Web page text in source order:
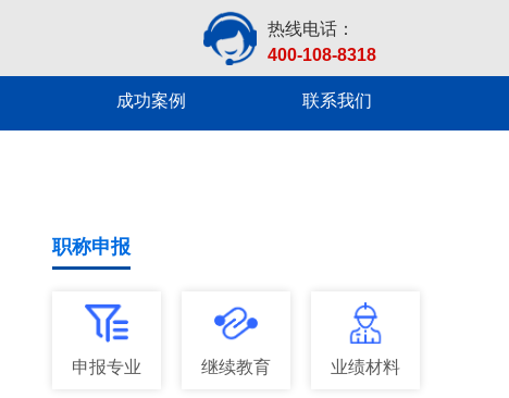
热线电话：
400-108-8318
成功案例 联系我们
职称申报
申报专业 继续教育 业绩材料